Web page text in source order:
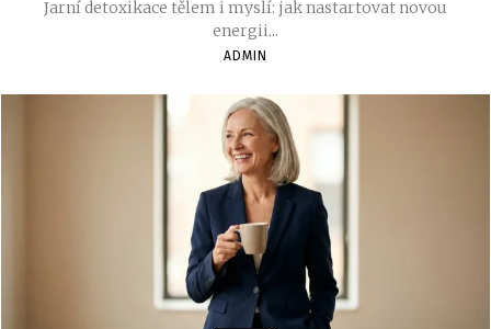
Jarní detoxikace tělem i myslí: jak nastartovat novou
energii...
ADMIN